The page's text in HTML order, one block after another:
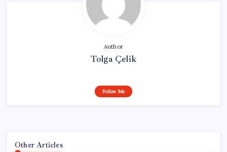
Author
Tolga Çelik
Follow Me
Other Articles